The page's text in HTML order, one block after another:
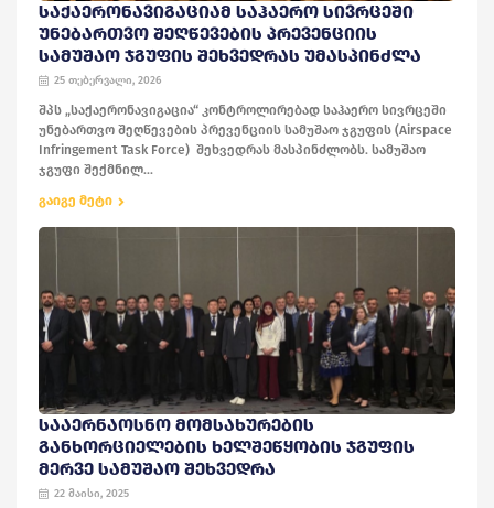
ᲡᲐᲥᲐᲔᲠᲝᲜᲐᲕᲘᲒᲐᲪᲘᲐᲛ ᲡᲐᲰᲐᲔᲠᲝ ᲡᲘᲕᲠᲪᲔᲨᲘ
ᲣᲜᲔᲑᲐᲠᲗᲕᲝ ᲨᲔᲦᲬᲔᲕᲔᲑᲘᲡ ᲞᲠᲔᲕᲔᲜᲪᲘᲘᲡ
ᲡᲐᲛᲣᲨᲐᲝ ᲯᲒᲣᲤᲘᲡ ᲨᲔᲮᲕᲔᲓᲠᲐᲡ ᲣᲛᲐᲡᲞᲘᲜᲫᲚᲐ
25 თებერვალი, 2026
შპს „საქაერონავიგაცია“ კონტროლირებად საჰაერო სივრცეში
უნებართვო შეღწევების პრევენციის სამუშაო ჯგუფის (Airspace
Infringement Task Force) შეხვედრას მასპინძლობს. სამუშაო
ჯგუფი შექმნილ...
გაიგე მეტი
ᲡᲐᲐᲔᲠᲜᲐᲝᲡᲜᲝ ᲛᲝᲛᲡᲐᲮᲣᲠᲔᲑᲘᲡ
ᲒᲐᲜᲮᲝᲠᲪᲘᲔᲚᲔᲑᲘᲡ ᲮᲔᲚᲨᲔᲬᲧᲝᲑᲘᲡ ᲯᲒᲣᲤᲘᲡ
ᲛᲔᲠᲕᲔ ᲡᲐᲛᲣᲨᲐᲝ ᲨᲔᲮᲕᲔᲓᲠᲐ
22 მაისი, 2025